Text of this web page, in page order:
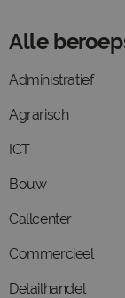
Alle
Administratief
Agrarisch
ICT
Bouw
Callcenter
Commercieel
Detailhandel